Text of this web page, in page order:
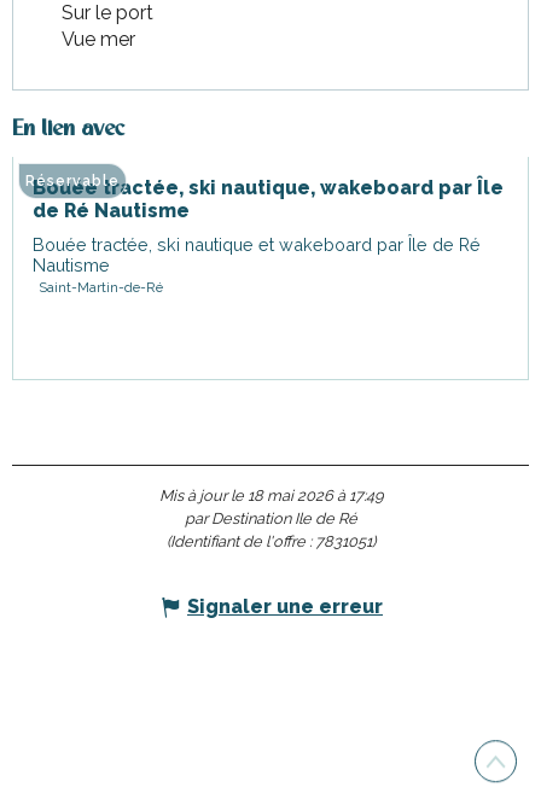
Sur le port
Vue mer
En lien avec
Bouée tractée, ski nautique, wakeboard par Île
de Ré Nautisme
Bouée tractée, ski nautique et wakeboard par Île de Ré
Nautisme
Saint-Martin-de-Ré
Réservable
Mis à jour le 18 mai 2026 à 17:49
par Destination Ile de Ré
(Identifiant de l'offre : 7831051)
Signaler une erreur